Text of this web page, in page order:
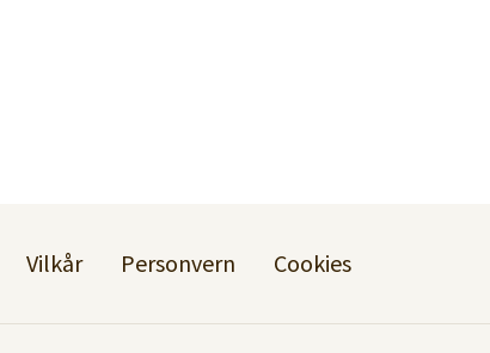
Vilkår Personvern Cookies